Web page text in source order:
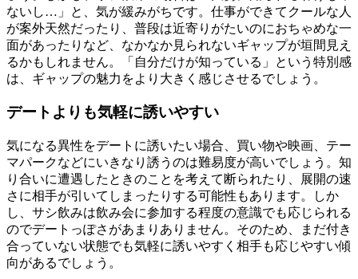
ないし…」と、気が緩みがちです。仕事ができてクールな人
が案外天然だったり、普段は近寄りがたいのにおちゃめな一
面があったりなど、なかなか見られないギャップが垣間見え
るかもしれません。「自分だけが知っている」という特別感
は、ギャップの魅力をより大きく感じさせるでしょう。
デートよりも気軽に誘いやすい
気になる異性をデートに誘いたい場合、買い物や映画、テー
マパークなどにいきなり誘うのは難易度が高いでしょう。知
り合いに遭遇したときのことを考えて断られたり、展開の速
さに相手が引いてしまったりする可能性もあります。しか
し、サシ飲みは飲み会に参加する程度の意識でも応じられる
のでデートっぽさがあまりありません。そのため、まだ付き
合っていない状態でも気軽に誘いやすく相手も応じやすい傾
向があるでしょう。